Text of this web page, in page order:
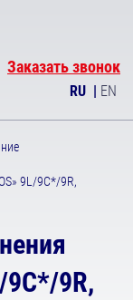
Заказать звонок
RU | EN
9L/9C*/9R,
9C*/9R,